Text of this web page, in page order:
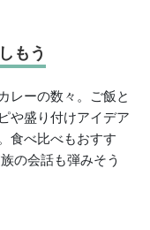
もう
レーの数々。ご飯と
や盛り付けアイデア
食べ比べもおすす
の会話も弾みそう